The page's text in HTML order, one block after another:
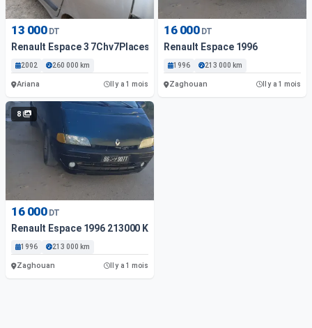
13 000 DT
Renault Espace 3 7Chv7Places 2002
2002 260 000 km
Ariana Il y a 1 mois
16 000 DT
Renault Espace 1996
1996 213 000 km
Zaghouan Il y a 1 mois
8
16 000 DT
Renault Espace 1996 213000 Km
1996 213 000 km
Zaghouan Il y a 1 mois